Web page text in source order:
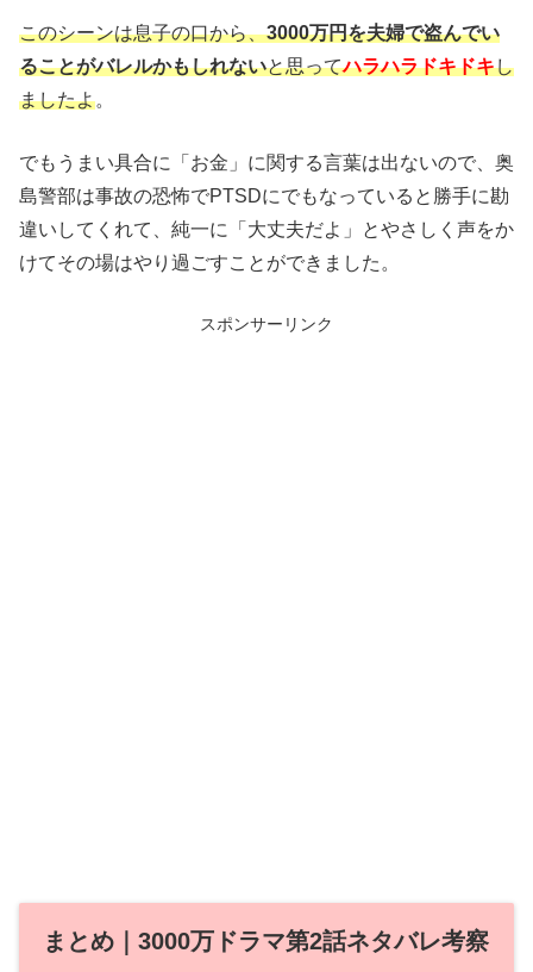
このシーンは息子の口から、3000万円を夫婦で盗んでい
ることがバレルかもしれないと思ってハラハラドキドキし
ましたよ。
でもうまい具合に「お金」に関する言葉は出ないので、奥
島警部は事故の恐怖でPTSDにでもなっていると勝手に勘
違いしてくれて、純一に「大丈夫だよ」とやさしく声をか
けてその場はやり過ごすことができました。
スポンサーリンク
まとめ｜3000万ドラマ第2話ネタバレ考察